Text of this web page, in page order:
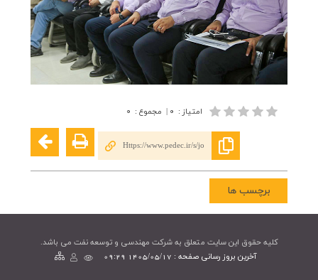
امتیاز : ۰ | مجموع : ۰
Https://www.pedec.ir/s/jo
برچسب ها
کليه حقوق اين سايت متعلق به شرکت مهندسی و توسعه نفت می باشد.
آخرین بروز رسانی صفحه : 1405/05/17 09:29